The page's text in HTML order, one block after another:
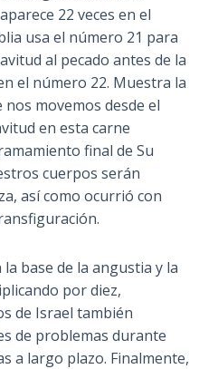
22 veces en el
usa el número 21 para
al pecado antes de la
el número 22. Muestra la
movemos desde el
en esta carne
final de Su
cuerpos serán
así como ocurrió con
base de la angustia y la
por diez,
de Israel también
de problemas durante
a largo plazo. Finalmente,